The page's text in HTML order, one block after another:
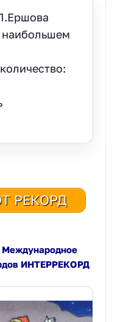
наибольшем
РЕКОРД
Международное
ИНТЕРРЕКОРД